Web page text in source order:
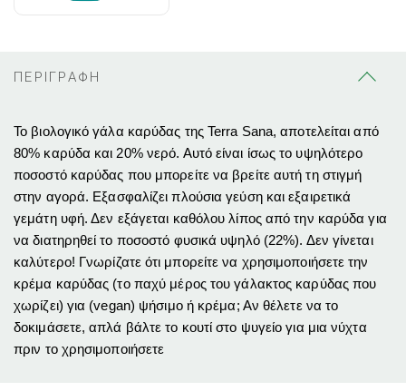
ΠΕΡΙΓΡΑΦΗ
Το βιολογικό γάλα καρύδας της Terra Sana, αποτελείται από
80% καρύδα και 20% νερό. Αυτό είναι ίσως το υψηλότερο
ποσοστό καρύδας που μπορείτε να βρείτε αυτή τη στιγμή
στην αγορά. Εξασφαλίζει πλούσια γεύση και εξαιρετικά
γεμάτη υφή.Δεν εξάγεται καθόλου λίπος από την καρύδα για
να διατηρηθεί το ποσοστό φυσικά υψηλό (22%). Δεν γίνεται
καλύτερο! Γνωρίζατε ότι μπορείτε να χρησιμοποιήσετε την
κρέμα καρύδας (το παχύ μέρος του γάλακτος καρύδας που
χωρίζει) για (vegan) ψήσιμο ή κρέμα; Αν θέλετε να το
δοκιμάσετε, απλά βάλτε το κουτί στο ψυγείο για μια νύχτα
πριν το χρησιμοποιήσετε